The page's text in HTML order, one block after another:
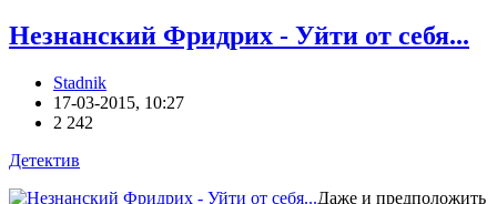
Незнанский Фридрих - Уйти от себя...
Stadnik
17-03-2015, 10:27
2 242
Детектив
Даже и предположить